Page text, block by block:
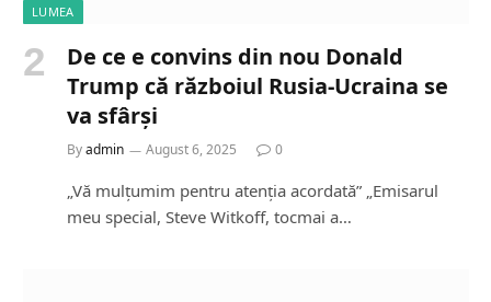
LUMEA
De ce e convins din nou Donald
Trump că războiul Rusia-Ucraina se
va sfârși
Byadmin August 6, 2025 0
„Vă mulțumim pentru atenția acordată” „Emisarul
meu special, Steve Witkoff, tocmai a…